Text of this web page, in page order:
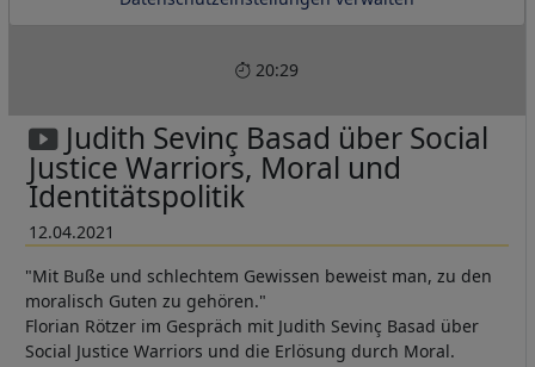
20:29
12.04.2021
Judith Sevinç Basad über Social
Justice Warriors, Moral und
Identitätspolitik
"Mit Buße und schlechtem Gewissen beweist man, zu den
moralisch Guten zu gehören."
Florian Rötzer im Gespräch mit Judith Sevinç Basad über
Social Justice Warriors und die Erlösung durch Moral.